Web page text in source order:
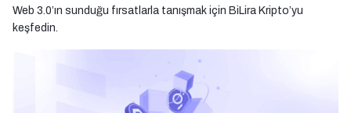
Web 3.0’ın sunduğu fırsatlarla tanışmak için BiLira Kripto’yu
keşfedin.